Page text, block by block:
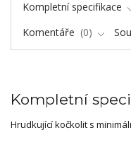
Kompletní specifikace
Komentáře
0
Kompletní
Hrudkující kočkolit s